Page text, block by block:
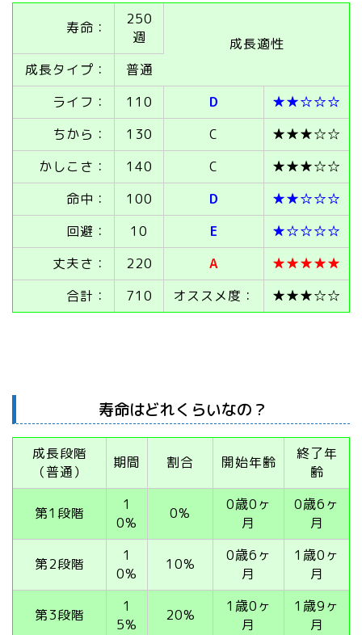
寿命：
250
週
成長適性
成長タイプ：
普通
ライフ：
110 D
★★☆☆☆
ちから：
130 C
★★★☆☆
かしこさ：
140 C
★★★☆☆
命中：
100 D
★★☆☆☆
回避：
10 E
★☆☆☆☆
丈夫さ：
220 A
★★★★★
合計：
710 オススメ度： ★★★☆☆
寿命はどれくらいなの？
成長段階
（普通）
期間 割合 開始年齢
終了年
齢
第1段階
1
0%
0%
0歳0ヶ
月
0歳6ヶ
月
第2段階
1
0%
10%
0歳6ヶ
月
1歳0ヶ
月
第3段階
1
5%
20%
1歳0ヶ
月
1歳9ヶ
月